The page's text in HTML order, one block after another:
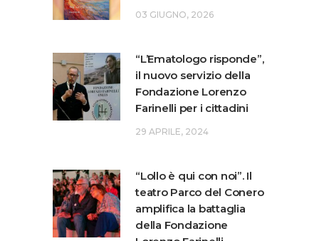
03 GIUGNO, 2026
“L’Ematologo risponde”,
il nuovo servizio della
Fondazione Lorenzo
Farinelli per i cittadini
29 APRILE, 2024
“Lollo è qui con noi”. Il
teatro Parco del Conero
amplifica la battaglia
della Fondazione